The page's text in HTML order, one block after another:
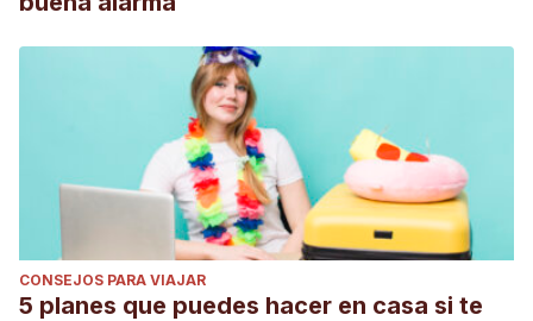
CONSEJOS PARA VIAJAR
5 planes que puedes hacer en casa si te